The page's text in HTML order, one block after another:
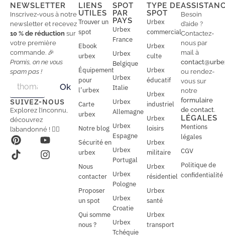
NEWSLETTER
Inscrivez-vous à notre
newsletter et recevez
10 % de réduction sur
votre première
commande. 🎉
Promis, on ne vous
spam pas !
a
i
l
a
i
l
*
Ok
SUIVEZ-NOUS
Explorez l’inconnu,
découvrez
l’abandonné ! 🕵️‍♂️
LIENS
UTILES
Trouver un
spot
Ebook
urbex
Équipement
pour
l’urbex
Carte
urbex
Notre blog
Sécurité en
urbex
Nous
contacter
Proposer
un spot
Qui somme
nous ?
SPOT
PAR
PAYS
Urbex
France
Urbex
Belgique
Urbex
Italie
Urbex
Allemagne
Urbex
Espagne
Urbex
Portugal
Urbex
Pologne
Urbex
Croatie
Urbex
Tchéquie
TYPE DE
SPOT
Urbex
commercial
Urbex
culte
Urbex
éducatif
Urbex
industriel
Urbex
loisirs
Urbex
militaire
Urbex
résidentiel
Urbex
santé
Urbex
transport
Besoin
d’aide ?
Contactez-
nous par
mail à
ou rendez-
vous sur
notre
formulaire
de contact.
LÉGALES
Mentions
légales
CGV
Politique de
confidentialité